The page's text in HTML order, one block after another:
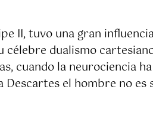
II, tuvo una gran
célebre dualismo
cuando la neurociencia
Descartes el hombre no es